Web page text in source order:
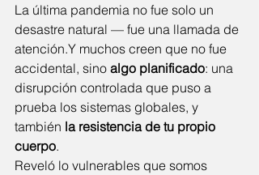
La última pandemia no fue solo un
desastre natural — fue una llamada de
atención.Y muchos creen que no fue
accidental, sino algo planificado: una
disrupción controlada que puso a
prueba los sistemas globales, y
también la resistencia de tu propio
cuerpo.
Reveló lo vulnerables que somos